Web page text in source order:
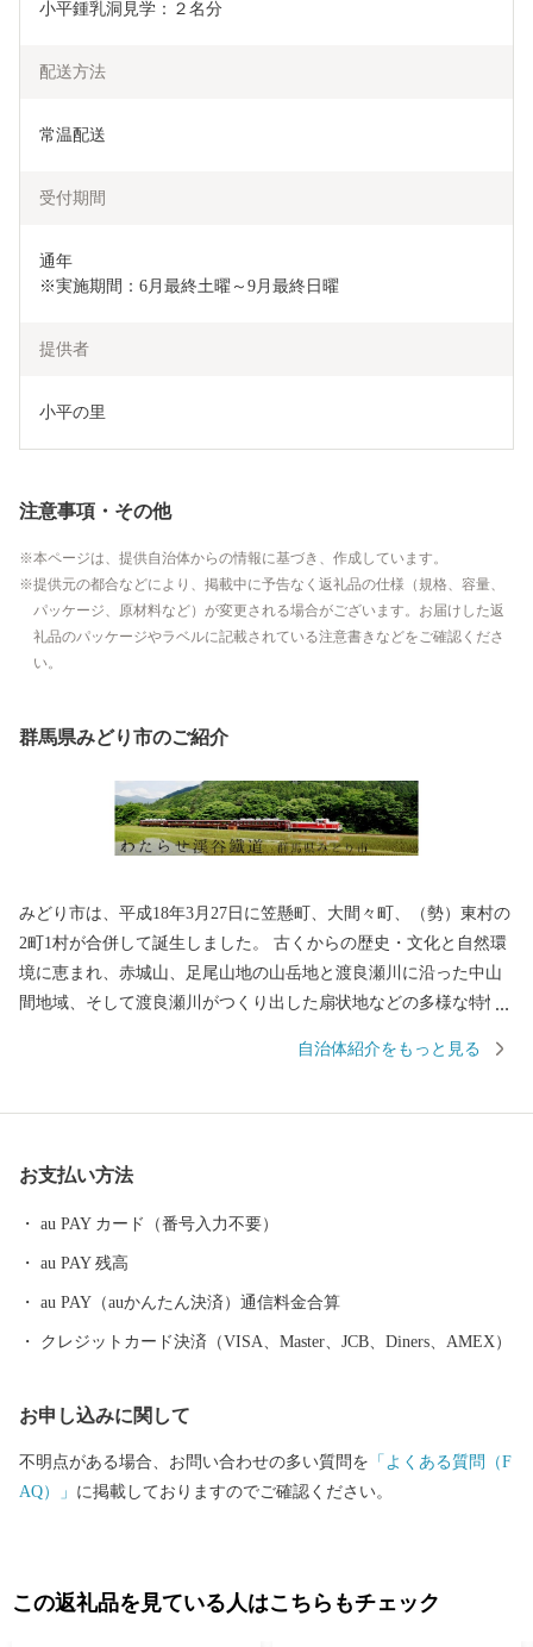
小平鍾乳洞見学：２名分
配送方法
常温配送
受付期間
通年
※実施期間：6月最終土曜～9月最終日曜
提供者
小平の里
注意事項・その他
本ページは、提供自治体からの情報に基づき、作成しています。
提供元の都合などにより、掲載中に予告なく返礼品の仕様（規格、容量、
パッケージ、原材料など）が変更される場合がございます。お届けした返
礼品のパッケージやラベルに記載されている注意書きなどをご確認くださ
い。
群馬県みどり市のご紹介
みどり市は、平成18年3月27日に笠懸町、大間々町、（勢）東村の
2町1村が合併して誕生しました。 古くからの歴史・文化と自然環
境に恵まれ、赤城山、足尾山地の山岳地と渡良瀬川に沿った中山
間地域、そして渡良瀬川がつくり出した扇状地などの多様な特性
なかで、人びとが心豊かに生活できるまちづくりに取り組んでお
ろしくお願いいたします。
自治体紹介をもっと見る
お支払い方法
au PAY カード（番号入力不要）
au PAY 残高
au PAY（auかんたん決済）通信料金合算
クレジットカード決済（VISA、Master、JCB、Diners、AMEX）
お申し込みに関して
不明点がある場合、お問い合わせの多い質問を 「よくある質問（F
AQ）」 に掲載しておりますのでご確認ください。
この返礼品を見ている人はこちらもチェック